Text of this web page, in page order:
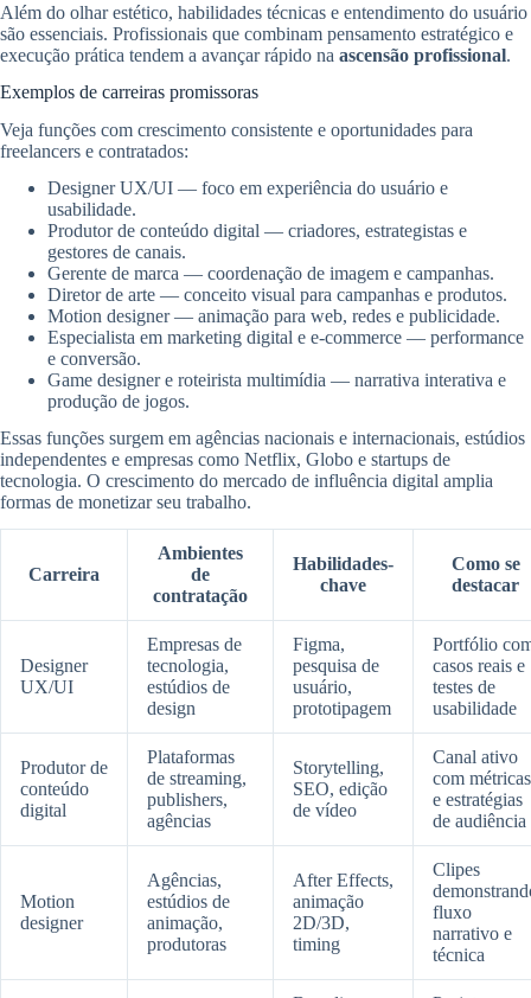
Além do olhar estético, habilidades técnicas e entendimento do usuário
são essenciais. Profissionais que combinam pensamento estratégico e
execução prática tendem a avançar rápido na ascensão profissional.
Exemplos de carreiras promissoras
Veja funções com crescimento consistente e oportunidades para
freelancers e contratados:
Designer UX/UI — foco em experiência do usuário e
usabilidade.
Produtor de conteúdo digital — criadores, estrategistas e
gestores de canais.
Gerente de marca — coordenação de imagem e campanhas.
Diretor de arte — conceito visual para campanhas e produtos.
Motion designer — animação para web, redes e publicidade.
Especialista em marketing digital e e‑commerce — performance
e conversão.
Game designer e roteirista multimídia — narrativa interativa e
produção de jogos.
Essas funções surgem em agências nacionais e internacionais, estúdios
independentes e empresas como Netflix, Globo e startups de
tecnologia. O crescimento do mercado de influência digital amplia
formas de monetizar seu trabalho.
Carreira
Ambientes
de
contratação
Habilidades-
chave
Como se
destacar
Designer
UX/UI
Empresas de
tecnologia,
estúdios de
design
Figma,
pesquisa de
usuário,
prototipagem
Portfólio
casos reais e
testes de
usabilidade
Produtor de
conteúdo
digital
Plataformas
de streaming,
publishers,
agências
Storytelling,
SEO, edição
de vídeo
Canal ativo
com métricas
e estratégias
de audiência
Motion
designer
Agências,
estúdios de
animação,
produtoras
After Effects,
animação
2D/3D,
timing
Clipes
fluxo
narrativo e
técnica